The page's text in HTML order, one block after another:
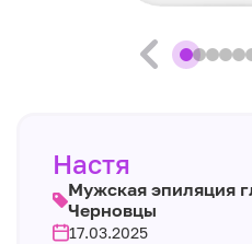
Настя
Мужская эпиляция
Черновцы
17.03.2025